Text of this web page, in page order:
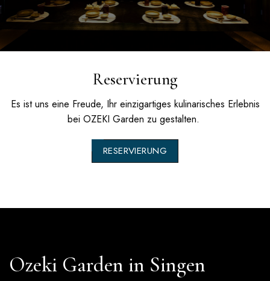
Reservierung
Es ist uns eine Freude, Ihr einzigartiges kulinarisches Erlebnis
bei OZEKI Garden zu gestalten.
RESERVIERUNG
Ozeki Garden in Singen